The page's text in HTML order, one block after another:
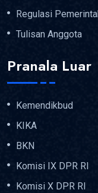
Regulasi
Tulisan Anggota
Pranala Luar
Kemendikbud
KIKA
BKN
Komisi IX DPR RI
Komisi X DPR RI